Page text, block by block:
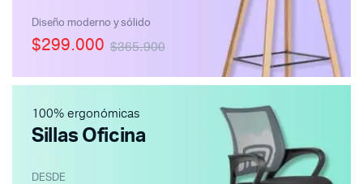
Diseño moderno y sólido
$365.900
$299.000
100% ergonómicas
Sillas Oficina
DESDE